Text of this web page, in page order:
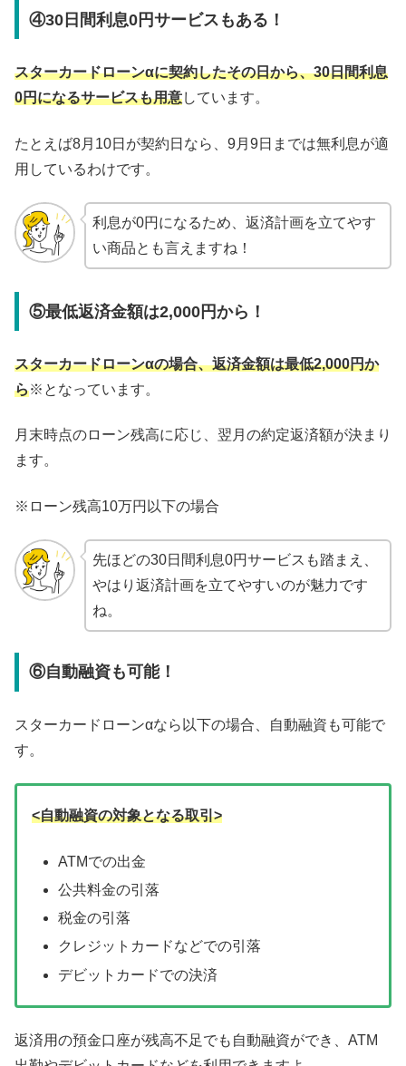
④30日間利息0円サービスもある！
スターカードローンαに契約したその日から、30日間利息
0円になるサービスも用意しています。
たとえば8月10日が契約日なら、9月9日までは無利息が適
用しているわけです。
利息が0円になるため、返済計画を立てやす
い商品とも言えますね！
⑤最低返済金額は2,000円から！
スターカードローンαの場合、返済金額は最低2,000円か
ら※となっています。
月末時点のローン残高に応じ、翌月の約定返済額が決まり
ます。
※ローン残高10万円以下の場合
先ほどの30日間利息0円サービスも踏まえ、
やはり返済計画を立てやすいのが魅力です
ね。
⑥自動融資も可能！
スターカードローンαなら以下の場合、自動融資も可能で
す。
<自動融資の対象となる取引>
ATMでの出金
公共料金の引落
税金の引落
クレジットカードなどでの引落
デビットカードでの決済
返済用の預金口座が残高不足でも自動融資ができ、ATM